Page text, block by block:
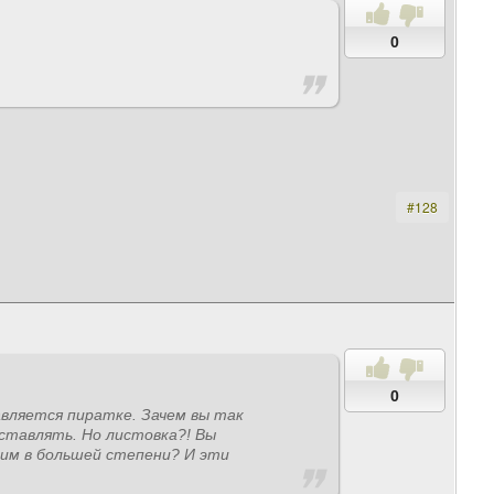
0
#128
0
пиратке. Зачем вы так
Но листовка?! Вы
в большей степени? И эти